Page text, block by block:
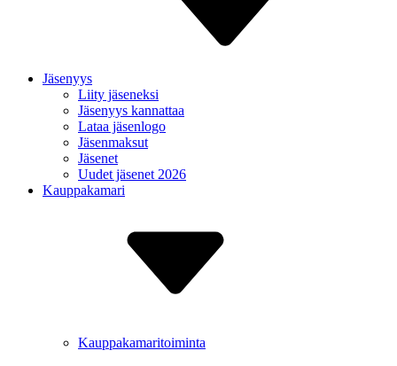
Jäsenyys
Liity jäseneksi
Jäsenyys kannattaa
Lataa jäsenlogo
Jäsenmaksut
Jäsenet
Uudet jäsenet 2026
Kauppakamari
Kauppakamaritoiminta